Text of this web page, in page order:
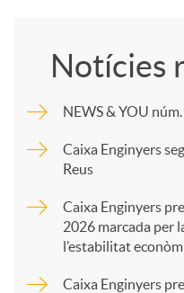
p
a
Notícies
NEWS & YOU
Caixa Enginyers
Reus
Caixa Enginyers
2026 marcada per
l’estabilitat
Caixa Enginyers